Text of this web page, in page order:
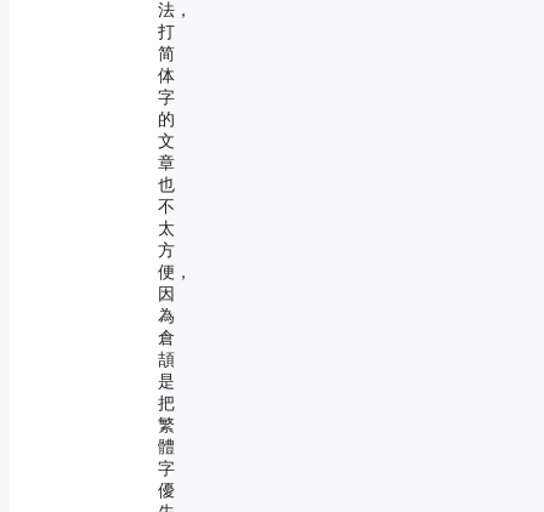
法，
打
简
体
字
的
文
章
也
不
太
方
便，
因
為
倉
頡
是
把
繁
體
字
優